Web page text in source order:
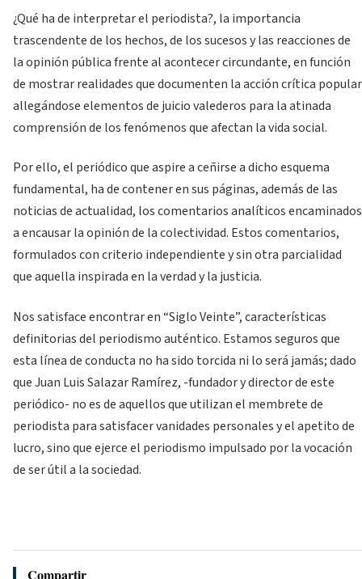
¿Qué ha de interpretar el periodista?, la importancia
trascendente de los hechos, de los sucesos y las reacciones de
la opinión pública frente al acontecer circundante, en función
de mostrar realidades que documenten la acción crítica popular
allegándose elementos de juicio valederos para la atinada
comprensión de los fenómenos que afectan la vida social.
Por ello, el periódico que aspire a ceñirse a dicho esquema
fundamental, ha de contener en sus páginas, además de las
noticias de actualidad, los comentarios analíticos encaminados
a encausar la opinión de la colectividad. Estos comentarios,
formulados con criterio independiente y sin otra parcialidad
que aquella inspirada en la verdad y la justicia.
Nos satisface encontrar en “Siglo Veinte”, características
definitorias del periodismo auténtico. Estamos seguros que
esta línea de conducta no ha sido torcida ni lo será jamás; dado
que Juan Luis Salazar Ramírez, -fundador y director de este
periódico- no es de aquellos que utilizan el membrete de
periodista para satisfacer vanidades personales y el apetito de
lucro, sino que ejerce el periodismo impulsado por la vocación
de ser útil a la sociedad.
Compartir